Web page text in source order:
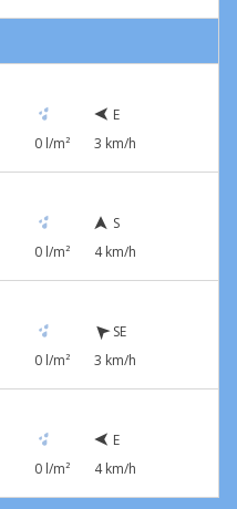
0 l/m²
E
3 km/h
0 l/m²
S
4 km/h
0 l/m²
SE
3 km/h
0 l/m²
E
4 km/h